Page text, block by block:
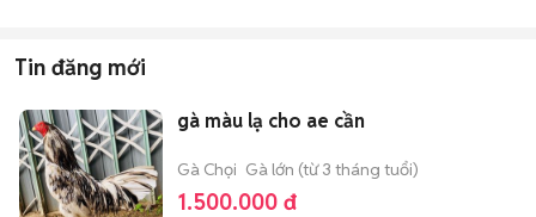
Tin đăng mới
gà màu lạ cho ae cần
Gà Chọi Gà lớn (từ 3 tháng tuổi)
1.500.000 đ